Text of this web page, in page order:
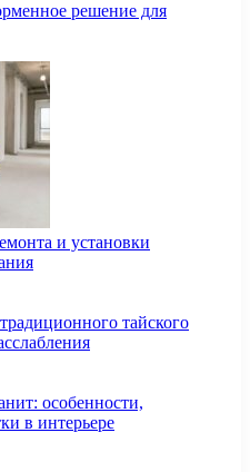
решение для
и установки
тайского
особенности,
в интерьере